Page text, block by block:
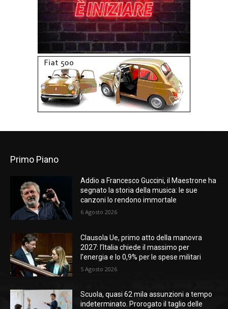
Primo Piano
Addio a Francesco Guccini, il Maestrone ha
segnato la storia della musica: le sue
canzoni lo rendono immortale
6 Agosto 2026
Clausola Ue, primo atto della manovra
2027: l’Italia chiede il massimo per
l’energia e lo 0,9% per le spese militari
5 Agosto 2026
Scuola, quasi 62 mila assunzioni a tempo
indeterminato. Prorogato il taglio delle